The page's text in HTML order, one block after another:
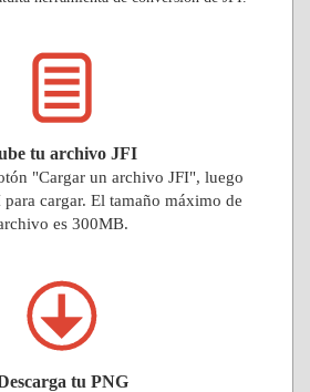
tu archivo JFI
"Cargar un archivo JFI", luego
cargar. El tamaño máximo de
es 300MB.
tu PNG